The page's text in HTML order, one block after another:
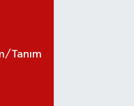
Tanım